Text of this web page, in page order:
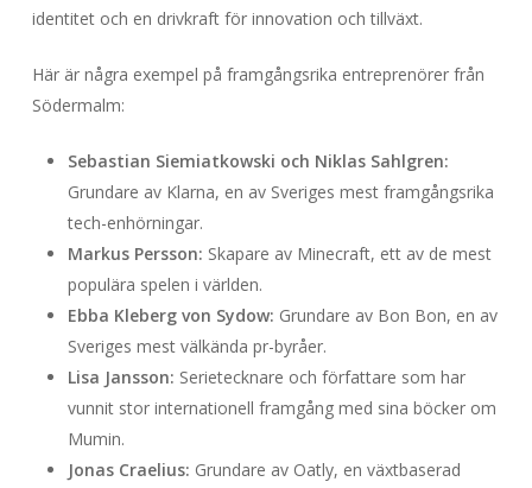
identitet och en drivkraft för innovation och tillväxt.
Här är några exempel på framgångsrika entreprenörer från
Södermalm:
Sebastian Siemiatkowski och Niklas Sahlgren:
Grundare av Klarna, en av Sveriges mest framgångsrika
tech-enhörningar.
Markus Persson: Skapare av Minecraft, ett av de mest
populära spelen i världen.
Ebba Kleberg von Sydow: Grundare av Bon Bon, en av
Sveriges mest välkända pr-byråer.
Lisa Jansson: Serietecknare och författare som har
vunnit stor internationell framgång med sina böcker om
Mumin.
Jonas Craelius: Grundare av Oatly, en växtbaserad